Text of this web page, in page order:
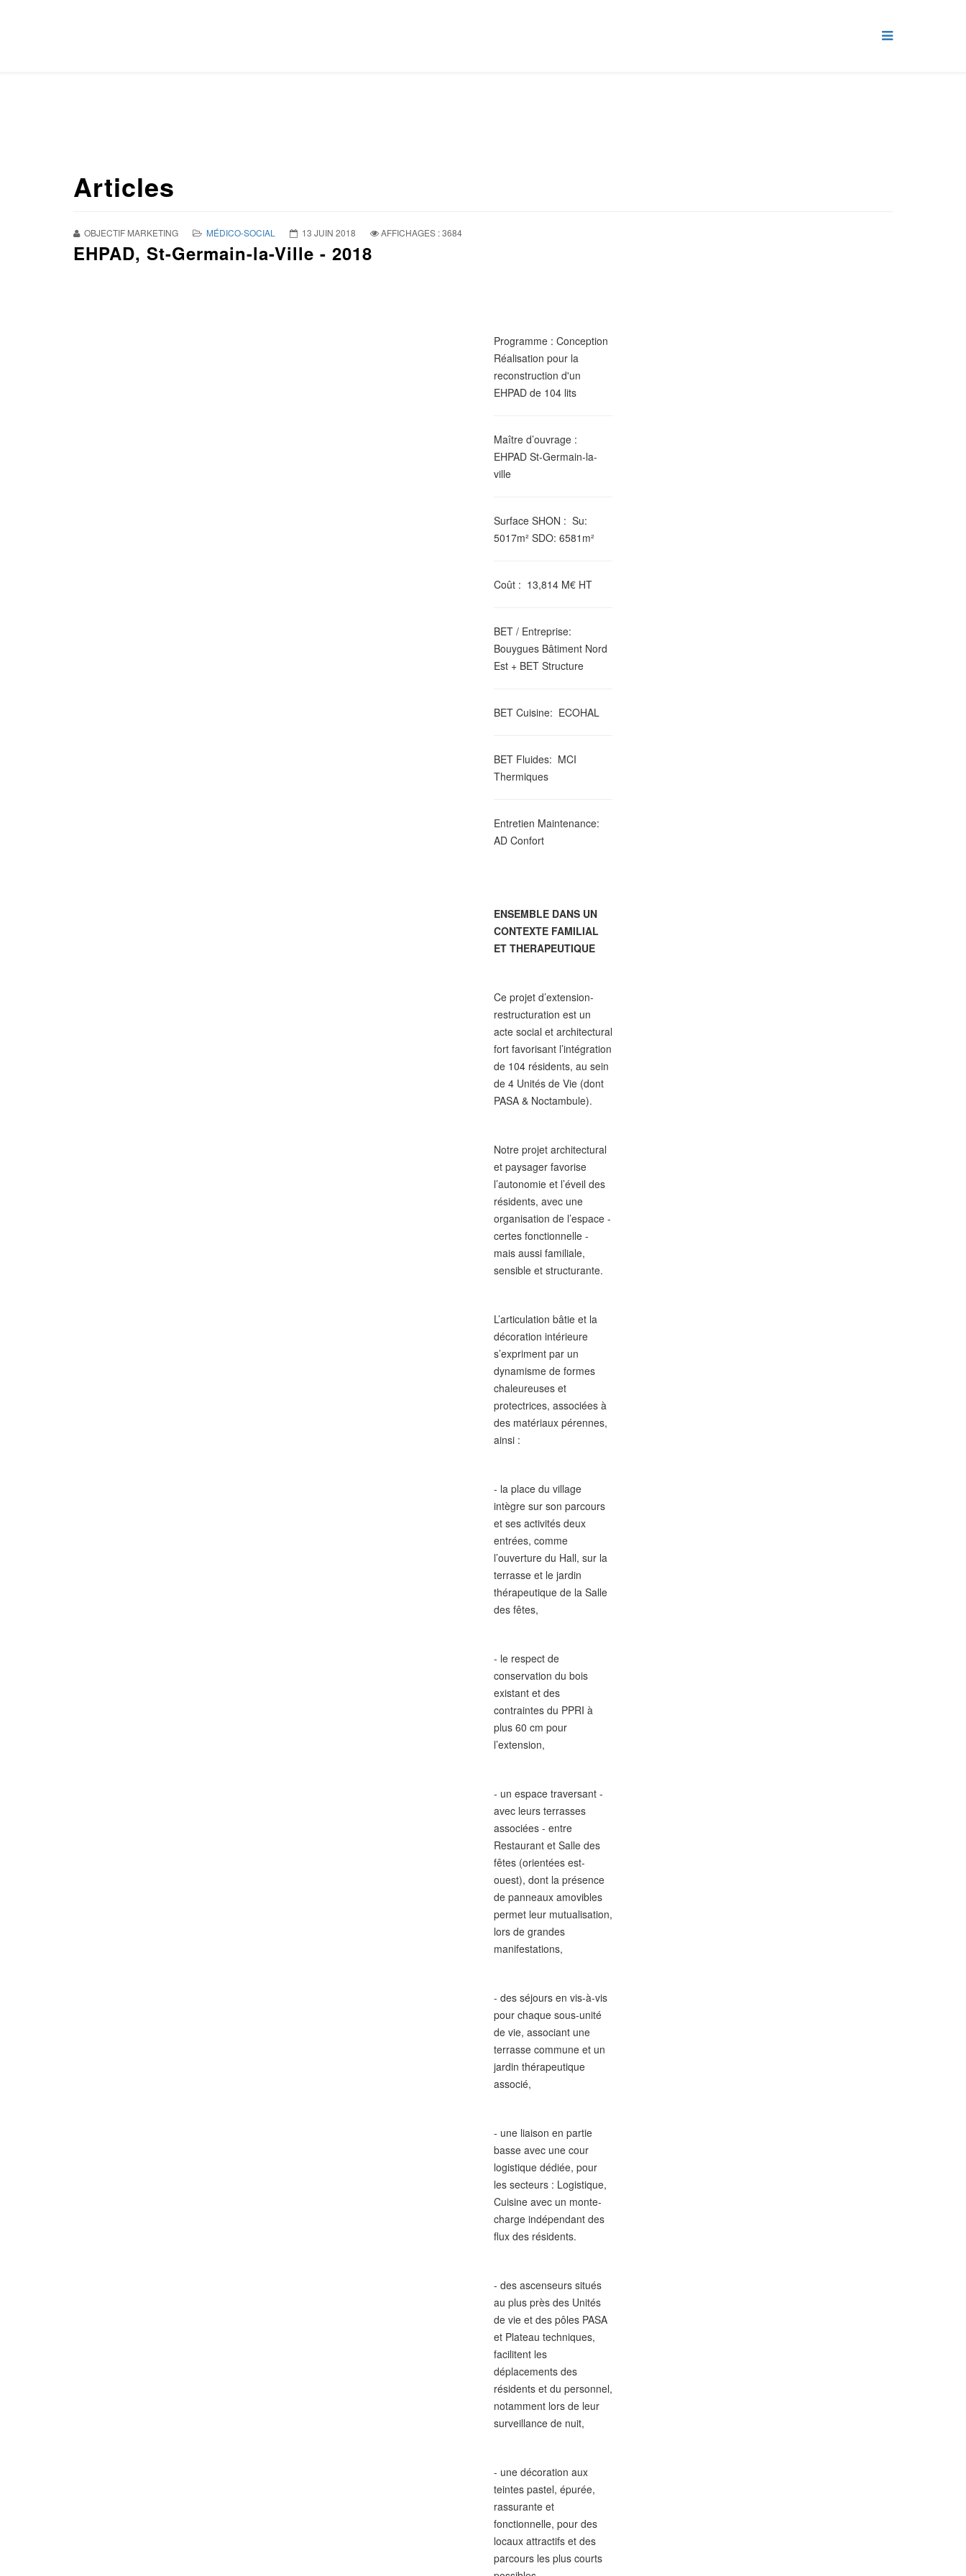
Articles
OBJECTIF MARKETING MÉDICO-SOCIAL 13 JUIN 2018 AFFICHAGES : 3684
EHPAD, St-Germain-la-Ville - 2018
Programme : Conception
Réalisation pour la
reconstruction d'un
EHPAD de 104 lits
Maître d’ouvrage :
EHPAD St-Germain-la-
ville
Surface SHON : Su:
5017m² SDO: 6581m²
Coût : 13,814 M€ HT
BET / Entreprise:
Bouygues Bâtiment Nord
Est + BET Structure
BET Cuisine: ECOHAL
BET Fluides: MCI
Thermiques
Entretien Maintenance:
AD Confort
ENSEMBLE DANS UN
CONTEXTE FAMILIAL
ET THERAPEUTIQUE
Ce projet d’extension-
restructuration est un
acte social et architectural
fort favorisant l’intégration
de 104 résidents, au sein
de 4 Unités de Vie (dont
PASA & Noctambule).
Notre projet architectural
et paysager favorise
l’autonomie et l’éveil des
résidents, avec une
organisation de l’espace -
certes fonctionnelle -
mais aussi familiale,
sensible et structurante.
L’articulation bâtie et la
décoration intérieure
s’expriment par un
dynamisme de formes
chaleureuses et
protectrices, associées à
des matériaux pérennes,
ainsi :
- la place du village
intègre sur son parcours
et ses activités deux
entrées, comme
l’ouverture du Hall, sur la
terrasse et le jardin
thérapeutique de la Salle
des fêtes,
- le respect de
conservation du bois
existant et des
contraintes du PPRI à
plus 60 cm pour
l’extension,
- un espace traversant -
avec leurs terrasses
associées - entre
Restaurant et Salle des
fêtes (orientées est-
ouest), dont la présence
de panneaux amovibles
permet leur mutualisation,
lors de grandes
manifestations,
- des séjours en vis-à-vis
pour chaque sous-unité
de vie, associant une
terrasse commune et un
jardin thérapeutique
associé,
- une liaison en partie
basse avec une cour
logistique dédiée, pour
les secteurs : Logistique,
Cuisine avec un monte-
charge indépendant des
flux des résidents.
- des ascenseurs situés
au plus près des Unités
de vie et des pôles PASA
et Plateau techniques,
facilitent les
déplacements des
résidents et du personnel,
notamment lors de leur
surveillance de nuit,
- une décoration aux
teintes pastel, épurée,
rassurante et
fonctionnelle, pour des
locaux attractifs et des
parcours les plus courts